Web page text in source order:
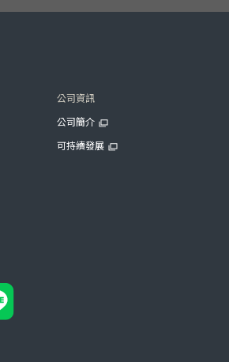
公司資訊
公司簡介
可持續發展